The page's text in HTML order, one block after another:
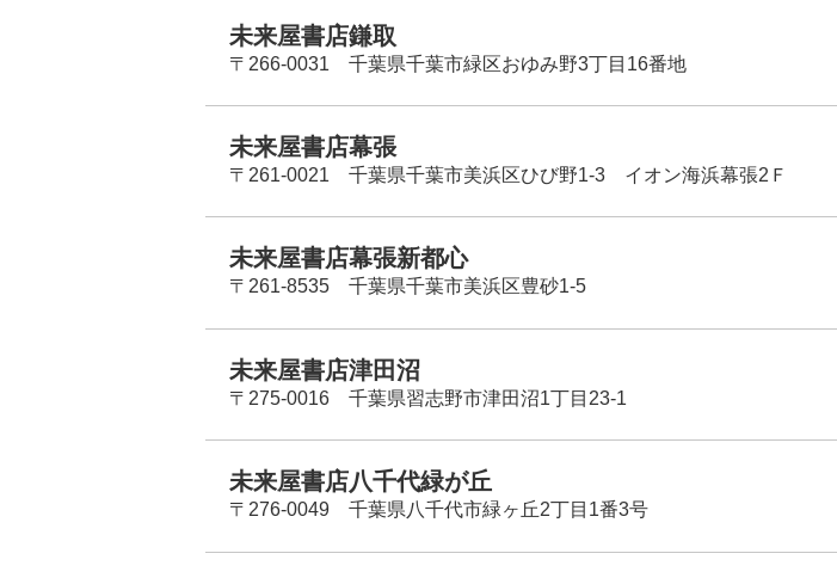
未来屋書店鎌取
〒266-0031 千葉県千葉市緑区おゆみ野3丁目16番地
未来屋書店幕張
〒261-0021 千葉県千葉市美浜区ひび野1-3 イオン海浜幕張2Ｆ
未来屋書店幕張新都心
〒261-8535 千葉県千葉市美浜区豊砂1-5
未来屋書店津田沼
〒275-0016 千葉県習志野市津田沼1丁目23-1
未来屋書店八千代緑が丘
〒276-0049 千葉県八千代市緑ヶ丘2丁目1番3号